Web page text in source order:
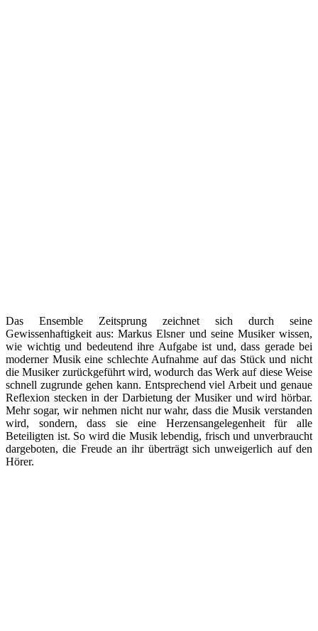
Das Ensemble Zeitsprung zeichnet sich durch seine
Gewissenhaftigkeit aus: Markus Elsner und seine Musiker wissen,
wie wichtig und bedeutend ihre Aufgabe ist und, dass gerade bei
moderner Musik eine schlechte Aufnahme auf das Stück und nicht
die Musiker zurückgeführt wird, wodurch das Werk auf diese Weise
schnell zugrunde gehen kann. Entsprechend viel Arbeit und genaue
Reflexion stecken in der Darbietung der Musiker und wird hörbar.
Mehr sogar, wir nehmen nicht nur wahr, dass die Musik verstanden
wird, sondern, dass sie eine Herzensangelegenheit für alle
Beteiligten ist. So wird die Musik lebendig, frisch und unverbraucht
dargeboten, die Freude an ihr überträgt sich unweigerlich auf den
Hörer.